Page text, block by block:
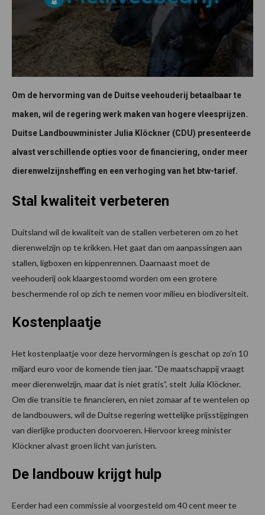
Om de hervorming van de Duitse veehouderij betaalbaar te
maken, wil de regering werk maken van hogere vleesprijzen.
Duitse Landbouwminister Julia Klöckner (CDU) presenteerde
alvast verschillende opties voor de financiering, onder meer
dierenwelzijnsheffing en een verhoging van het btw-tarief.
Stal kwaliteit verbeteren
Duitsland wil de kwaliteit van de stallen verbeteren om zo het
dierenwelzijn op te krikken. Het gaat dan om aanpassingen aan
stallen, ligboxen en kippenrennen. Daarnaast moet de
veehouderij ook klaargestoomd worden om een grotere
beschermende rol op zich te nemen voor milieu en biodiversiteit.
Kostenplaatje
Het kostenplaatje voor deze hervormingen is geschat op zo’n 10
miljard euro voor de komende tien jaar. “De maatschappij vraagt
meer dierenwelzijn, maar dat is niet gratis”, stelt Julia Klöckner.
Om die transitie te financieren, en niet zomaar af te wentelen op
de landbouwers, wil de Duitse regering wettelijke prijsstijgingen
van dierlijke producten doorvoeren. Hiervoor kreeg minister
Klöckner alvast groen licht van juristen.
De landbouw krijgt hulp
Eerder had een commissie al voorgesteld om 40 cent meer te